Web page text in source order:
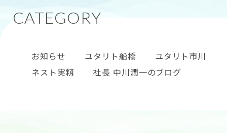
お知らせ ユタリト船橋
ユタリト市川
ネスト実籾
社長 中川潤一のブログ